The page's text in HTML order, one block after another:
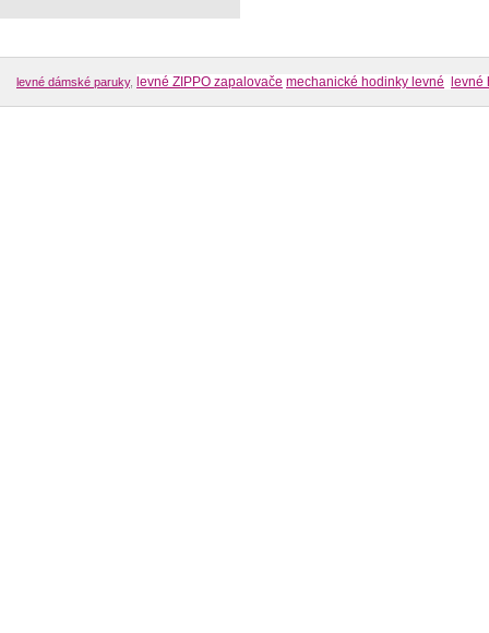
levné dámské paruky, levné ZIPPO zapalovače mechanické hodinky levné levné